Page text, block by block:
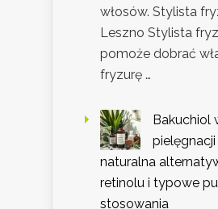
włosów. Stylista
Leszno Stylista
pomoże dobrać
fryzurę …
Bakuchiol
pielęgnacji
naturalna
retinolu i typowe
stosowania